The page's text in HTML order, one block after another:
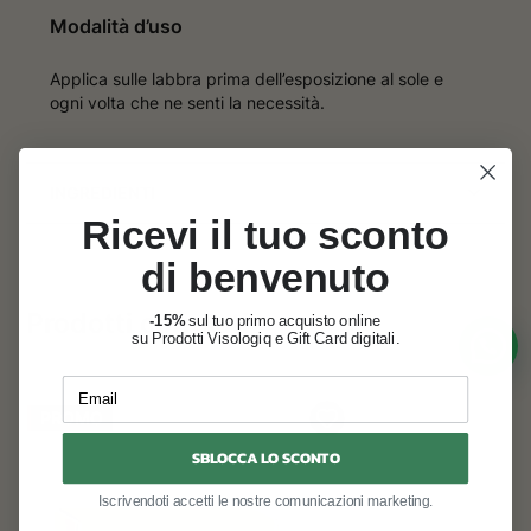
Modalità d’uso
Applica sulle labbra prima dell’esposizione al sole e
ogni volta che ne senti la necessità.
Prodotti correlati
PROMO
Ricevi il tuo sconto
di benvenuto
-15%sul tuo primo acquisto online
su Prodotti Visologiq e Gift Card digitali.
Email
SBLOCCA LO SCONTO
Iscrivendoti accetti le nostre comunicazioni marketing.